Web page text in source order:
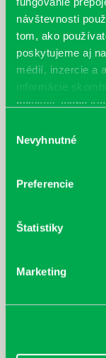
návštevnosti
tom, ako
poskytujeme aj
médií, inzercie a
informácie
poskytli, alebo
súhlasu
Nevyhnutné
Preferencie
Štatistiky
Marketing
cyklistu modernej doby: